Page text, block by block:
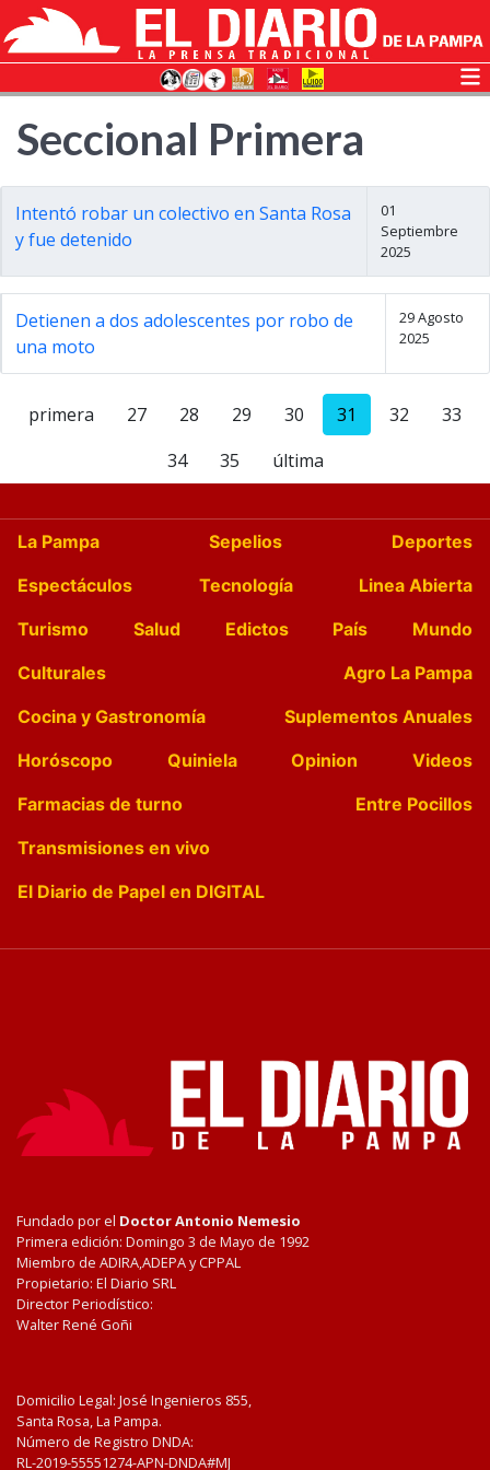
Seccional Primera
Intentó robar un colectivo en Santa Rosa
y fue detenido
01
Septiembre
2025
Detienen a dos adolescentes por robo de
una moto
29 Agosto
2025
primera 27 28 29 30 31 32
33
34
35 última
La Pampa Sepelios
Deportes
Espectáculos
Tecnología
Linea Abierta
Turismo
Salud Edictos País
Mundo
Culturales
Agro La Pampa
Cocina y Gastronomía
Suplementos Anuales
Horóscopo
Quiniela Opinion
Videos
Farmacias de turno
Entre Pocillos
Transmisiones en vivo
El Diario de Papel en DIGITAL
Fundado por el Doctor Antonio Nemesio
Primera edición: Domingo 3 de Mayo de 1992
Miembro de ADIRA,ADEPA y CPPAL
Propietario: El Diario SRL
Director Periodístico:
Walter René Goñi
Domicilio Legal: José Ingenieros 855,
Santa Rosa, La Pampa.
Número de Registro DNDA:
RL-2019-55551274-APN-DNDA#MJ